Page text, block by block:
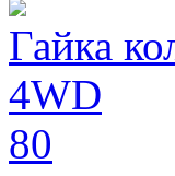
Гайка
4WD
80